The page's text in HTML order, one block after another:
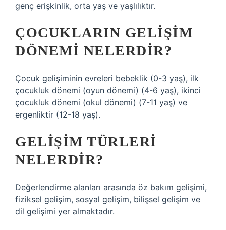
genç erişkinlik, orta yaş ve yaşlılıktır.
ÇOCUKLARIN GELIŞIM
DÖNEMI NELERDIR?
Çocuk gelişiminin evreleri bebeklik (0-3 yaş), ilk
çocukluk dönemi (oyun dönemi) (4-6 yaş), ikinci
çocukluk dönemi (okul dönemi) (7-11 yaş) ve
ergenliktir (12-18 yaş).
GELIŞIM TÜRLERI
NELERDIR?
Değerlendirme alanları arasında öz bakım gelişimi,
fiziksel gelişim, sosyal gelişim, bilişsel gelişim ve
dil gelişimi yer almaktadır.